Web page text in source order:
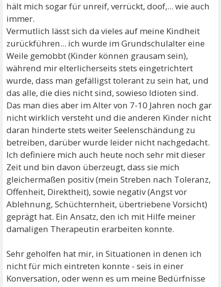
hält mich sogar für unreif, verrückt, doof,... wie auch
immer.
Vermutlich lässt sich da vieles auf meine Kindheit
zurückführen... ich wurde im Grundschulalter eine
Weile gemobbt (Kinder können grausam sein),
während mir elterlicherseits stets eingetrichtert
wurde, dass man gefälligst tolerant zu sein hat, und
das alle, die dies nicht sind, sowieso Idioten sind.
Das man dies aber im Alter von 7-10 Jahren noch gar
nicht wirklich versteht und die anderen Kinder nicht
daran hinderte stets weiter Seelenschändung zu
betreiben, darüber wurde leider nicht nachgedacht.
Ich definiere mich auch heute noch sehr mit dieser
Zeit und bin davon überzeugt, dass sie mich
gleichermaßen positiv (mein Streben nach Toleranz,
Offenheit, Direktheit), sowie negativ (Angst vor
Ablehnung, Schüchternheit, übertriebene Vorsicht)
geprägt hat. Ein Ansatz, den ich mit Hilfe meiner
damaligen Therapeutin erarbeiten konnte.
Sehr geholfen hat mir, in Situationen in denen ich
nicht für mich eintreten konnte - seis in einer
Konversation, oder wenn es um meine Bedürfnisse